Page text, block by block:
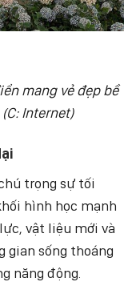
mang vẻ đẹp bề
Internet)
trọng sự tối
hình học mạnh
vật liệu mới và
gian sống thoáng
năng động.